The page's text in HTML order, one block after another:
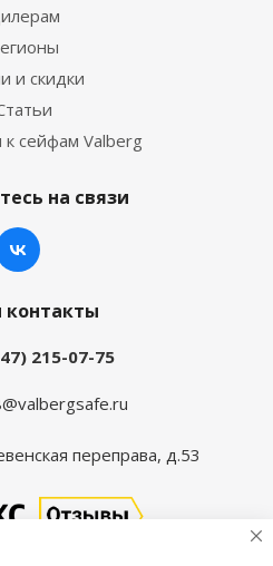
и скидки
к сейфам Valberg
на связи
215-07-75
переправа, д.53